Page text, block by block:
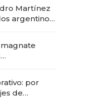
Martínez
argentinos
por
de